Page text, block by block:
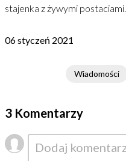
stajenka z żywymi postaciami.
06 styczeń 2021
Wiadomości
3 Komentarzy